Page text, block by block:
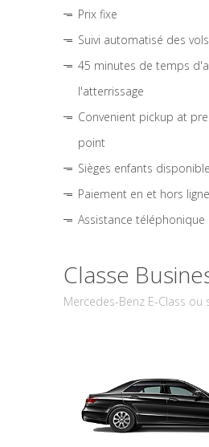
Prix fixe
Suivi automatisé des vols
45 minutes de temps
l'atterrissage
Convenient pickup at
point
Sièges enfants
Paiement en et hors ligne
Assistance
Classe
Mercedes-Benz E-Class ou